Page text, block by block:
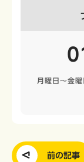
月曜日～金
前の記事